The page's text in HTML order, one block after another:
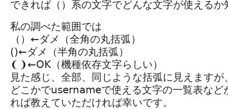
できれば（）系の文字でどんな文字が使えるか
私の調べた範囲では
（）←ダメ（全角の丸括弧）
()←ダメ（半角の丸括弧）
❨❩←OK（機種依存文字らしい）
見た感じ、全部、同じような括弧に見えます
どこかでusernameで使える文字の一覧表など
れば教えていただければ幸いです。